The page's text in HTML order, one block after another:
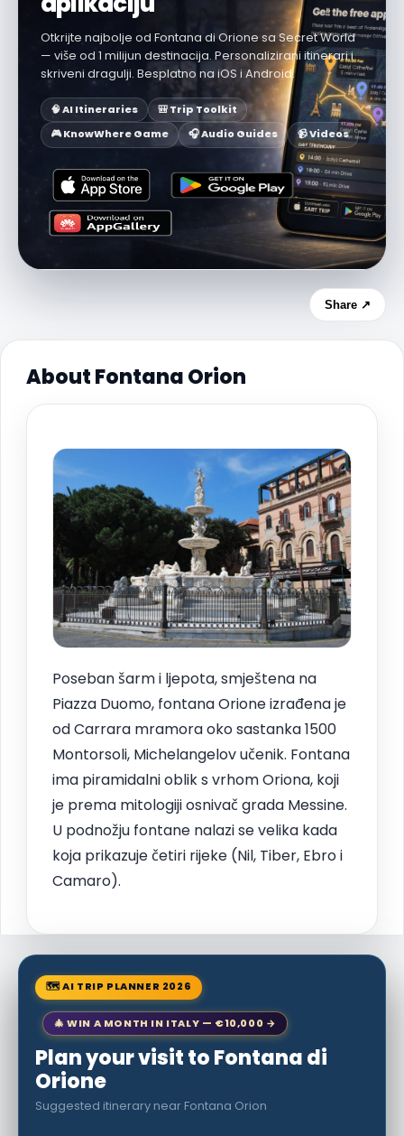
Otkrijte najbolje od Fontana di Orione sa Secret World
— više od 1 milijun destinacija. Personalizirani itinerari i
skriveni dragulji. Besplatno na iOS i Android.
🧠 AI Itineraries
🎒 Trip Toolkit
🎮 KnowWhere Game
🎧 Audio Guides 📹 Videos
Share ↗
About Fontana Orion
Poseban šarm i ljepota, smještena na
Piazza Duomo, fontana Orione izrađena je
od Carrara mramora oko sastanka 1500
Montorsoli, Michelangelov učenik. Fontana
ima piramidalni oblik s vrhom Oriona, koji
je prema mitologiji osnivač grada Messine.
U podnožju fontane nalazi se velika kada
koja prikazuje četiri rijeke (Nil, Tiber, Ebro i
Camaro).
🗺 AI TRIP PLANNER 2026
🎄 WIN A MONTH IN ITALY — €10,000 →
Plan your visit to Fontana di
Orione
Suggested itinerary near Fontana Orion